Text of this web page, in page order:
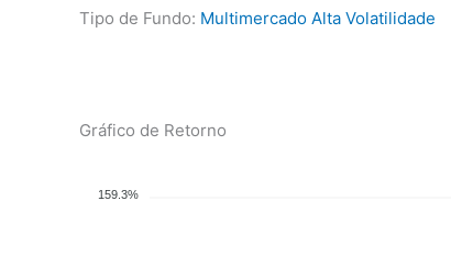
Tipo de Fundo: Multimercado Alta Volatilidade
Gráfico de Retorno
159.3%